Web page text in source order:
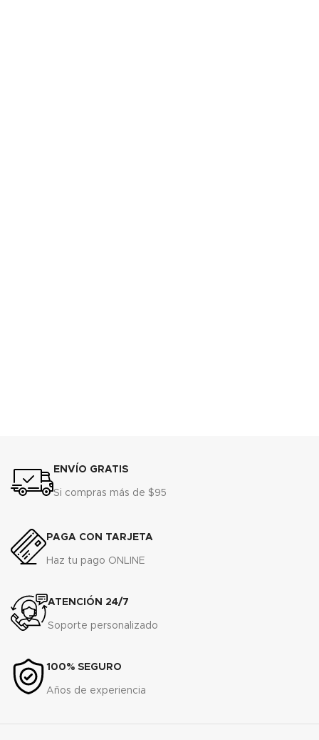
ENVÍO GRATIS
Si compras más de $95
PAGA CON TARJETA
Haz tu pago ONLINE
ATENCIÓN 24/7
Soporte personalizado
100% SEGURO
Años de experiencia